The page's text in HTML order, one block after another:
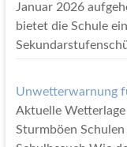
Januar 2026
bietet die Schule
Unwetterwarnung
Aktuelle
Sturmböen